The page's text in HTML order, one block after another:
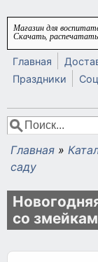
Перейти к
Магазин для
Скачать,
Главная
Праздники
Форма
Поиск
Вы здесь
Главная »
саду
со